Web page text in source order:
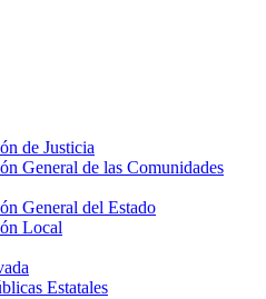
de Justicia
General de las Comunidades
General del Estado
Local
Estatales